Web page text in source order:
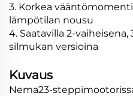
3. Korkea
lämpötilan nousu
4. Saatavilla 2-
silmukan versioina
Kuvaus
Nema23-